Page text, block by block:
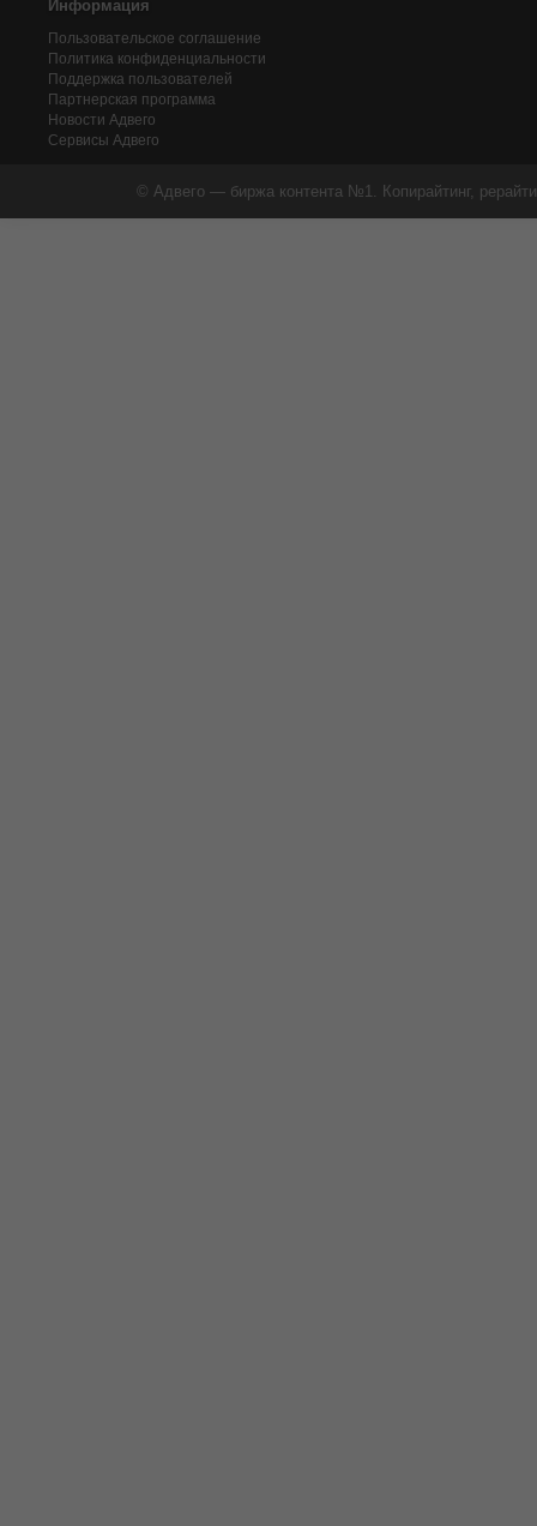
Информация
Пользовательское соглашение
Политика конфиденциальности
Поддержка пользователей
Партнерская программа
Новости Адвего
Сервисы Адвего
© Адвего — биржа контента №1. Копирайтинг,